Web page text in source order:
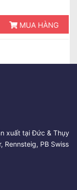
MUA HÀNG
xuất tại Đức & Thụy
Rennsteig, PB Swiss